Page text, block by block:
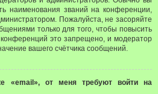
наименования званий на конференции,
Пожалуйста, не засоряйте
только для того, чтобы повысить
это запрещено, и модератор
вашего счётчика сообщений.
«email», от меня требуют войти на